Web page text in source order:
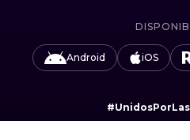
Android iOS